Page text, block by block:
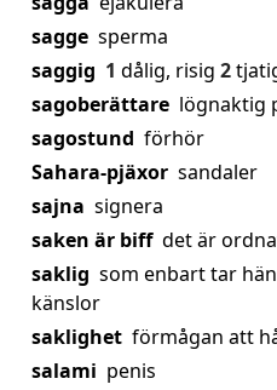
sagge sperma
saggig 1 dålig, risig 2
sagoberättare lögnaktig
sagostund förhör
Sahara-pjäxor sandaler
sajna signera
saken är biff det är
saklig som enbart tar
känslor
saklighet förmågan att
salami penis